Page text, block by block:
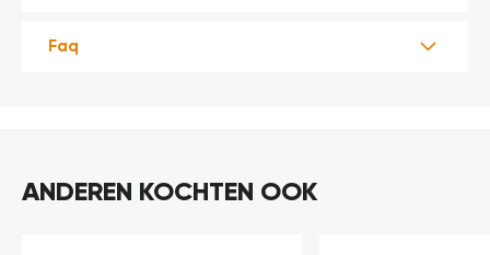
Faq
ANDEREN KOCHTEN OOK